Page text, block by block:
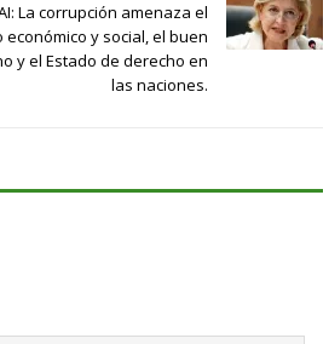
La corrupción amenaza el
y social, el buen
y el Estado de derecho en
las naciones.